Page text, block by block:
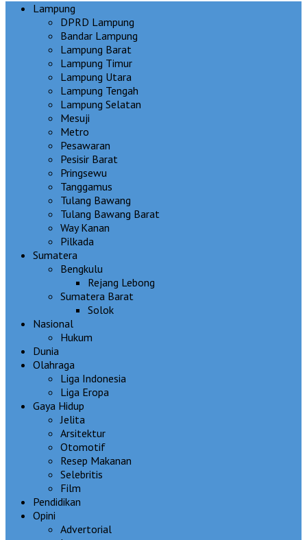
Lampung
DPRD Lampung
Bandar Lampung
Lampung Barat
Lampung Timur
Lampung Utara
Lampung Tengah
Lampung Selatan
Mesuji
Metro
Pesawaran
Pesisir Barat
Pringsewu
Tanggamus
Tulang Bawang
Tulang Bawang Barat
Way Kanan
Pilkada
Sumatera
Bengkulu
Rejang Lebong
Sumatera Barat
Solok
Nasional
Hukum
Dunia
Olahraga
Liga Indonesia
Liga Eropa
Gaya Hidup
Jelita
Arsitektur
Otomotif
Resep Makanan
Selebritis
Film
Pendidikan
Opini
Advertorial